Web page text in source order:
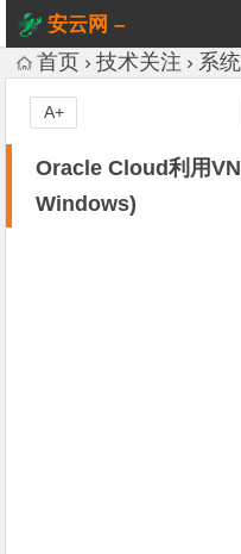
安云网 –
AnYun.ORG
首页 技术关注 系
Oracle Cloud利用
Windows)
A+